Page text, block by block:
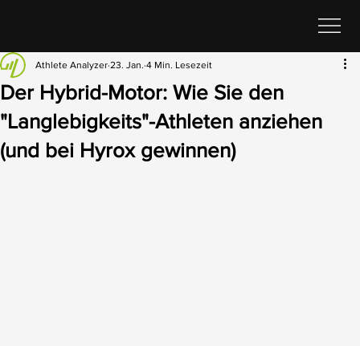
Der Hybrid-Motor: Wie Sie den
"Langlebigkeits"-Athleten anziehen
(und bei Hyrox gewinnen)
Athlete Analyzer 23. Jan. 4 Min. Lesezeit